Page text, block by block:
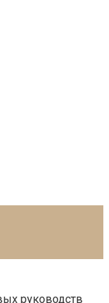
руководств